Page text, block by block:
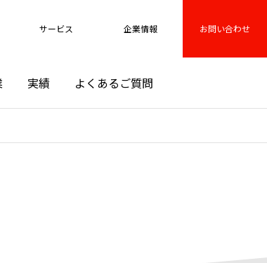
サービス 企業情報 お問い合わせ
実績 よくあるご質問